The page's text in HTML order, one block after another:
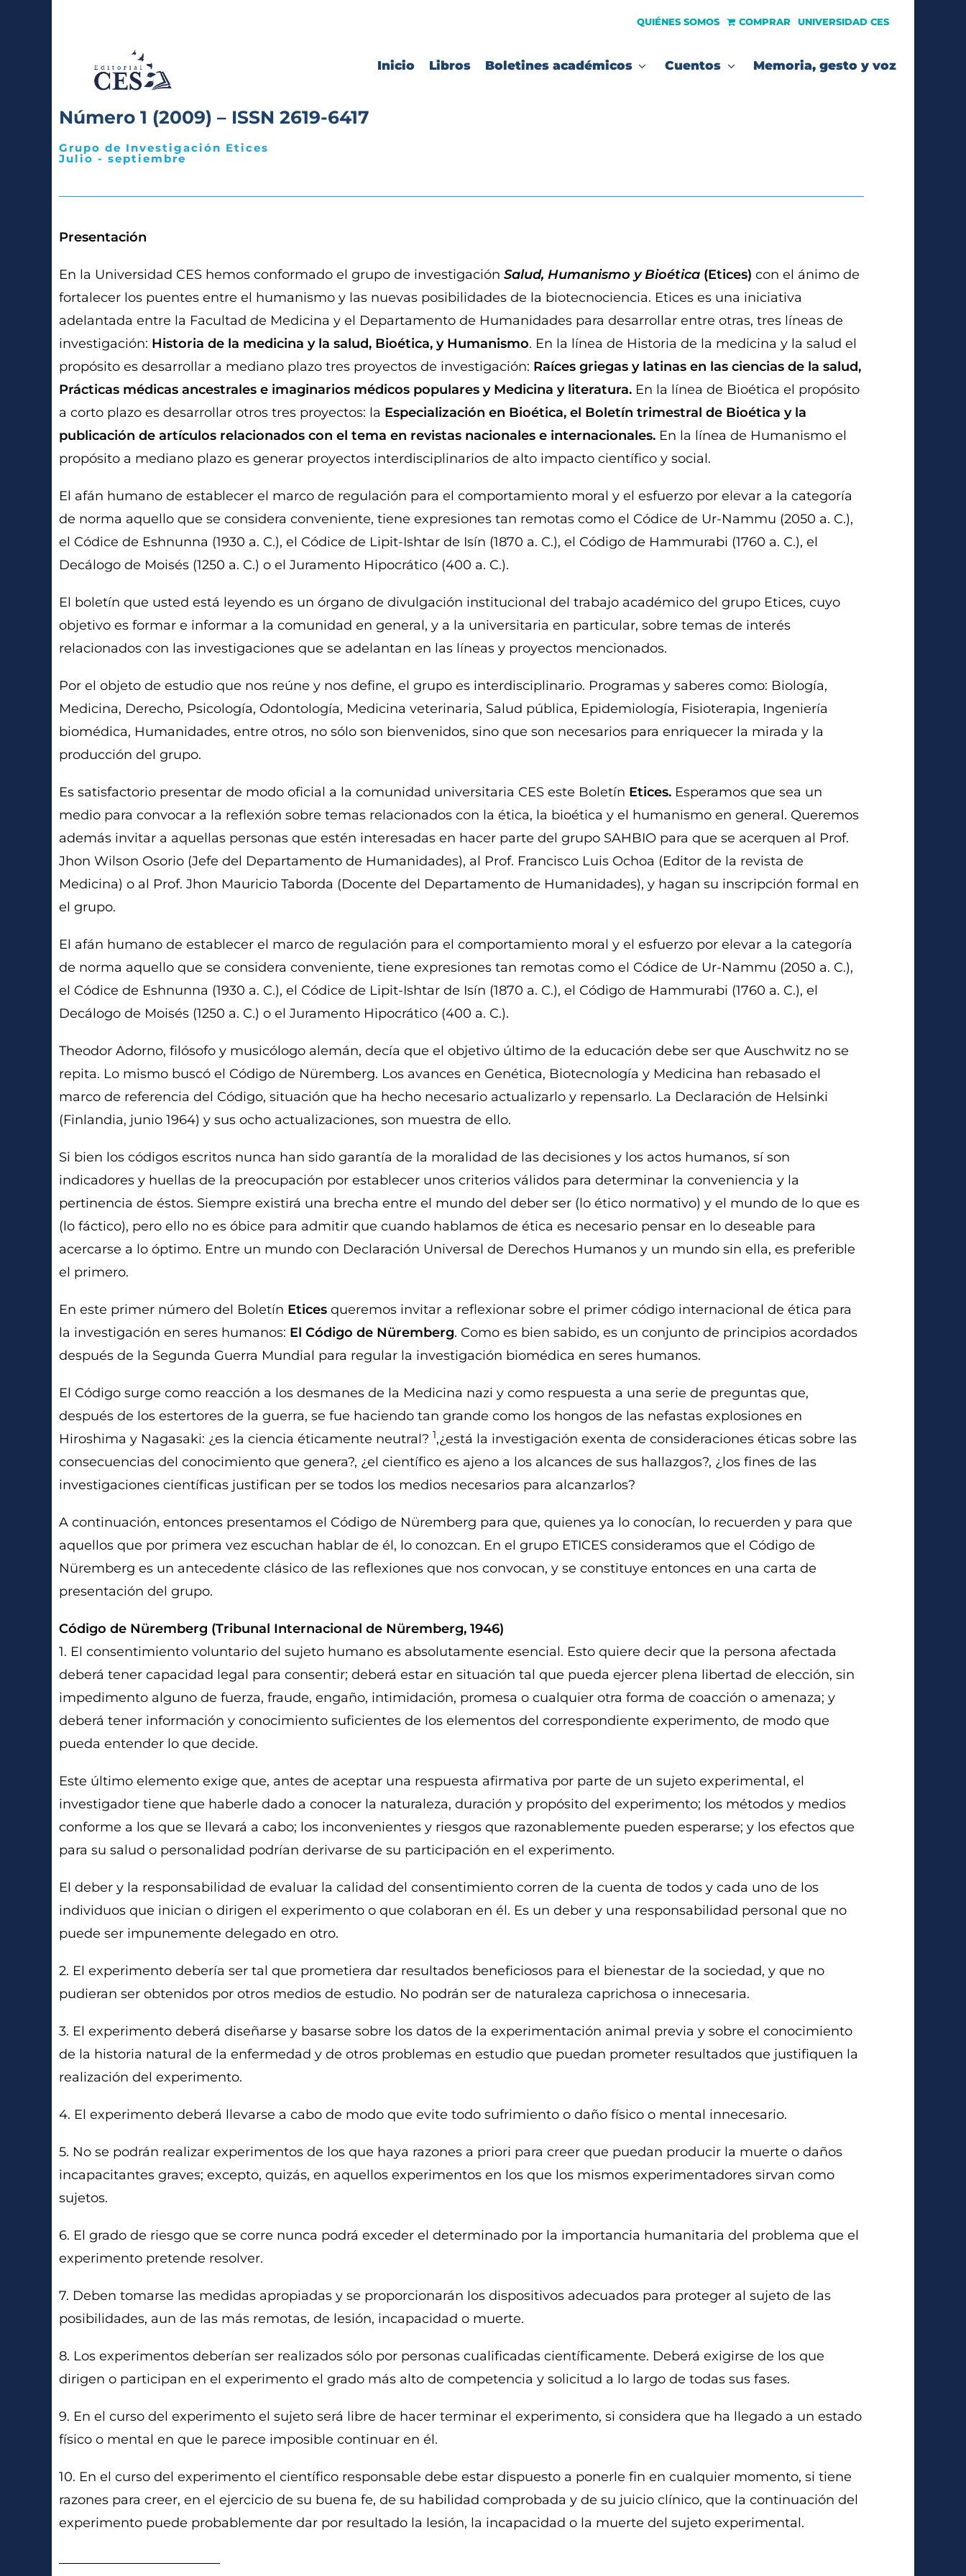
QUIÉNES SOMOS COMPRAR UNIVERSIDAD CES
Inicio Libros Boletines académicos Cuentos Memoria, gesto y voz
Número 1 (2009) – ISSN 2619-6417
Grupo de Investigación Etices
Julio - septiembre
Presentación
En la Universidad CES hemos conformado el grupo de investigación Salud, Humanismo y Bioética (Etices) con el ánimo de
fortalecer los puentes entre el humanismo y las nuevas posibilidades de la biotecnociencia. Etices es una iniciativa
adelantada entre la Facultad de Medicina y el Departamento de Humanidades para desarrollar entre otras, tres líneas de
investigación: Historia de la medicina y la salud, Bioética, y Humanismo. En la línea de Historia de la medicina y la salud el
propósito es desarrollar a mediano plazo tres proyectos de investigación: Raíces griegas y latinas en las ciencias de la salud,
Prácticas médicas ancestrales e imaginarios médicos populares y Medicina y literatura. En la línea de Bioética el propósito
a corto plazo es desarrollar otros tres proyectos: la Especialización en Bioética, el Boletín trimestral de Bioética y la
publicación de artículos relacionados con el tema en revistas nacionales e internacionales. En la línea de Humanismo el
propósito a mediano plazo es generar proyectos interdisciplinarios de alto impacto científico y social.
El afán humano de establecer el marco de regulación para el comportamiento moral y el esfuerzo por elevar a la categoría
de norma aquello que se considera conveniente, tiene expresiones tan remotas como el Códice de Ur-Nammu (2050 a. C.),
el Códice de Eshnunna (1930 a. C.), el Códice de Lipit-Ishtar de Isín (1870 a. C.), el Código de Hammurabi (1760 a. C.), el
Decálogo de Moisés (1250 a. C.) o el Juramento Hipocrático (400 a. C.).
El boletín que usted está leyendo es un órgano de divulgación institucional del trabajo académico del grupo Etices, cuyo
objetivo es formar e informar a la comunidad en general, y a la universitaria en particular, sobre temas de interés
relacionados con las investigaciones que se adelantan en las líneas y proyectos mencionados.
Por el objeto de estudio que nos reúne y nos define, el grupo es interdisciplinario. Programas y saberes como: Biología,
Medicina, Derecho, Psicología, Odontología, Medicina veterinaria, Salud pública, Epidemiología, Fisioterapia, Ingeniería
biomédica, Humanidades, entre otros, no sólo son bienvenidos, sino que son necesarios para enriquecer la mirada y la
producción del grupo.
Es satisfactorio presentar de modo oficial a la comunidad universitaria CES este Boletín Etices. Esperamos que sea un
medio para convocar a la reflexión sobre temas relacionados con la ética, la bioética y el humanismo en general. Queremos
además invitar a aquellas personas que estén interesadas en hacer parte del grupo SAHBIO para que se acerquen al Prof.
Jhon Wilson Osorio (Jefe del Departamento de Humanidades), al Prof. Francisco Luis Ochoa (Editor de la revista de
Medicina) o al Prof. Jhon Mauricio Taborda (Docente del Departamento de Humanidades), y hagan su inscripción formal en
el grupo.
El afán humano de establecer el marco de regulación para el comportamiento moral y el esfuerzo por elevar a la categoría
de norma aquello que se considera conveniente, tiene expresiones tan remotas como el Códice de Ur-Nammu (2050 a. C.),
el Códice de Eshnunna (1930 a. C.), el Códice de Lipit-Ishtar de Isín (1870 a. C.), el Código de Hammurabi (1760 a. C.), el
Decálogo de Moisés (1250 a. C.) o el Juramento Hipocrático (400 a. C.).
Theodor Adorno, filósofo y musicólogo alemán, decía que el objetivo último de la educación debe ser que Auschwitz no se
repita. Lo mismo buscó el Código de Nüremberg. Los avances en Genética, Biotecnología y Medicina han rebasado el
marco de referencia del Código, situación que ha hecho necesario actualizarlo y repensarlo. La Declaración de Helsinki
(Finlandia, junio 1964) y sus ocho actualizaciones, son muestra de ello.
Si bien los códigos escritos nunca han sido garantía de la moralidad de las decisiones y los actos humanos, sí son
indicadores y huellas de la preocupación por establecer unos criterios válidos para determinar la conveniencia y la
pertinencia de éstos. Siempre existirá una brecha entre el mundo del deber ser (lo ético normativo) y el mundo de lo que es
(lo fáctico), pero ello no es óbice para admitir que cuando hablamos de ética es necesario pensar en lo deseable para
acercarse a lo óptimo. Entre un mundo con Declaración Universal de Derechos Humanos y un mundo sin ella, es preferible
el primero.
En este primer número del Boletín Etices queremos invitar a reflexionar sobre el primer código internacional de ética para
la investigación en seres humanos: El Código de Nüremberg. Como es bien sabido, es un conjunto de principios acordados
después de la Segunda Guerra Mundial para regular la investigación biomédica en seres humanos.
El Código surge como reacción a los desmanes de la Medicina nazi y como respuesta a una serie de preguntas que,
después de los estertores de la guerra, se fue haciendo tan grande como los hongos de las nefastas explosiones en
Hiroshima y Nagasaki: ¿es la ciencia éticamente neutral? 1,¿está la investigación exenta de consideraciones éticas sobre las
consecuencias del conocimiento que genera?, ¿el científico es ajeno a los alcances de sus hallazgos?, ¿los fines de las
investigaciones científicas justifican per se todos los medios necesarios para alcanzarlos?
A continuación, entonces presentamos el Código de Nüremberg para que, quienes ya lo conocían, lo recuerden y para que
aquellos que por primera vez escuchan hablar de él, lo conozcan. En el grupo ETICES consideramos que el Código de
Nüremberg es un antecedente clásico de las reflexiones que nos convocan, y se constituye entonces en una carta de
presentación del grupo.
Código de Nüremberg (Tribunal Internacional de Nüremberg, 1946)
1. El consentimiento voluntario del sujeto humano es absolutamente esencial. Esto quiere decir que la persona afectada
deberá tener capacidad legal para consentir; deberá estar en situación tal que pueda ejercer plena libertad de elección, sin
impedimento alguno de fuerza, fraude, engaño, intimidación, promesa o cualquier otra forma de coacción o amenaza; y
deberá tener información y conocimiento suficientes de los elementos del correspondiente experimento, de modo que
pueda entender lo que decide.
Este último elemento exige que, antes de aceptar una respuesta afirmativa por parte de un sujeto experimental, el
investigador tiene que haberle dado a conocer la naturaleza, duración y propósito del experimento; los métodos y medios
conforme a los que se llevará a cabo; los inconvenientes y riesgos que razonablemente pueden esperarse; y los efectos que
para su salud o personalidad podrían derivarse de su participación en el experimento.
El deber y la responsabilidad de evaluar la calidad del consentimiento corren de la cuenta de todos y cada uno de los
individuos que inician o dirigen el experimento o que colaboran en él. Es un deber y una responsabilidad personal que no
puede ser impunemente delegado en otro.
2. El experimento debería ser tal que prometiera dar resultados beneficiosos para el bienestar de la sociedad, y que no
pudieran ser obtenidos por otros medios de estudio. No podrán ser de naturaleza caprichosa o innecesaria.
3. El experimento deberá diseñarse y basarse sobre los datos de la experimentación animal previa y sobre el conocimiento
de la historia natural de la enfermedad y de otros problemas en estudio que puedan prometer resultados que justifiquen la
realización del experimento.
4. El experimento deberá llevarse a cabo de modo que evite todo sufrimiento o daño físico o mental innecesario.
5. No se podrán realizar experimentos de los que haya razones a priori para creer que puedan producir la muerte o daños
incapacitantes graves; excepto, quizás, en aquellos experimentos en los que los mismos experimentadores sirvan como
sujetos.
6. El grado de riesgo que se corre nunca podrá exceder el determinado por la importancia humanitaria del problema que el
experimento pretende resolver.
7. Deben tomarse las medidas apropiadas y se proporcionarán los dispositivos adecuados para proteger al sujeto de las
posibilidades, aun de las más remotas, de lesión, incapacidad o muerte.
8. Los experimentos deberían ser realizados sólo por personas cualificadas científicamente. Deberá exigirse de los que
dirigen o participan en el experimento el grado más alto de competencia y solicitud a lo largo de todas sus fases.
9. En el curso del experimento el sujeto será libre de hacer terminar el experimento, si considera que ha llegado a un estado
físico o mental en que le parece imposible continuar en él.
10. En el curso del experimento el científico responsable debe estar dispuesto a ponerle fin en cualquier momento, si tiene
razones para creer, en el ejercicio de su buena fe, de su habilidad comprobada y de su juicio clínico, que la continuación del
experimento puede probablemente dar por resultado la lesión, la incapacidad o la muerte del sujeto experimental.